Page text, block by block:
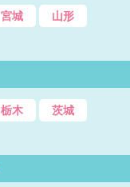
宮城
山形
栃木
茨城